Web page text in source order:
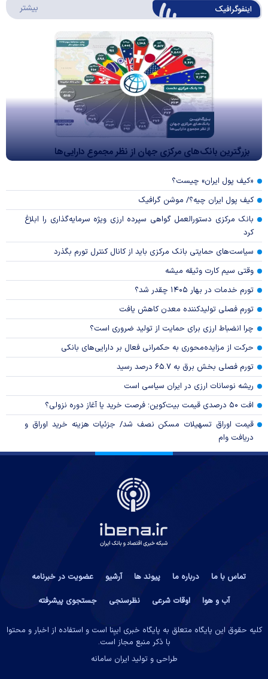
اینفوگرافیک بیشتر
بزرگترین بانک‌های مرکزی جهان از نظر مجموع دارایی‌ها
«کیف پول ایران» چیست؟
کیف پول ایران چیه؟/ موشن گرافیک
بانک مرکزی دستورالعمل گواهی سپرده ارزی ویژه سرمایه‌گذاری را ابلاغ
کرد
سیاست‌های حمایتی بانک مرکزی باید از کانال کنترل تورم بگذرد
وقتی سیم کارت وثیقه میشه
تورم خدمات در بهار ۱۴۰۵ چقدر شد؟
تورم فصلی تولیدکننده معدن کاهش یافت
چرا انضباط ارزی برای حمایت از تولید ضروری است؟
حرکت از مزایده‌محوری به حکمرانی فعال بر دارایی‌های بانکی
تورم فصلی بخش برق به ۶۵.۷ درصد رسید
ریشه نوسانات ارزی در ایران سیاسی است
افت ۵۰ درصدی قیمت بیت‌کوین؛ فرصت خرید یا آغاز دوره نزولی؟
قیمت اوراق تسهیلات مسکن نصف شد/ جزئیات هزینه خرید اوراق و
دریافت وام
تماس با ما درباره ما پیوند ها آرشیو
عضویت در خبرنامه
آب و هوا
اوقات شرعی نظرسنجی جستجوی پیشرفته
کلیه حقوق این پایگاه متعلق به پایگاه خبری ایبِنا است و استفاده از اخبار و محتوا
با ذکر منبع مجاز است.
طراحی و تولید ایران سامانه